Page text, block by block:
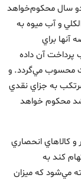
سال محكوم‌خواهد
و آب ميوه به
آنها براي
پرداخت آن داده
محسوب مي‌گردد. و
به جزاي نقدي
محكوم خواهد
و كالاهاي انحصاري
كند به
مي‌شود كه ميزان